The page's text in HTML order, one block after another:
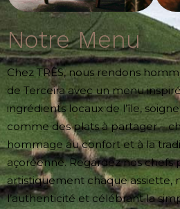
Notre Menu
Chez TRÊS, nous rendons
de Terceira avec un menu
ingrédients locaux de l’île,
comme des plats à partager –
hommage au confort et à la
açoréenne. Regardez nos chefs
artistiquement chaque assiette,
l’authenticité et célébrant la